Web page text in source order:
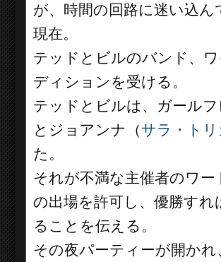
が、時間の回路に迷い込ん
現在。
テッドとビルのバンド、
ディションを受ける。
テッドとビルは、ガール
とジョアンナ（サラ・ト
た。
それが不満な主催者のワー
の出場を許可し、優勝す
ることを伝える。
その夜パーティーが開か